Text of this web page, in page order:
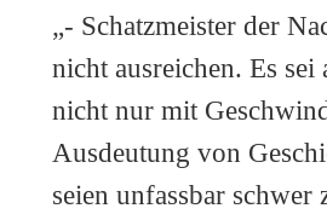
„- Schatzmeister der
nicht ausreichen. Es
nicht nur mit
Ausdeutung von
seien unfassbar